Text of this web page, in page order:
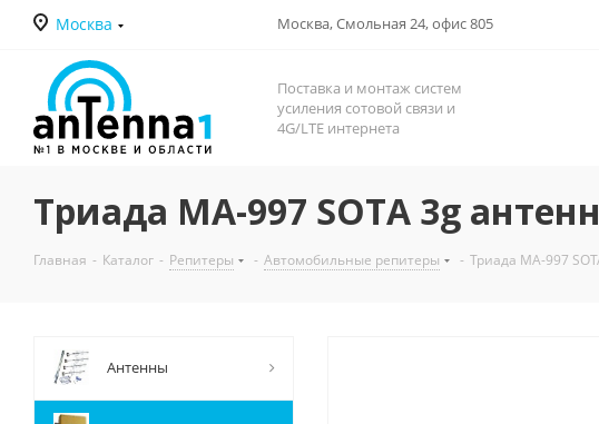
Москва Москва, Смольная 24, офис 805
Поставка и монтаж систем
усиления сотовой связи и
4G/LTE интернета
Триада MA-997 SOTA 3g
Главная - Каталог - Репитеры - Автомобильные репитеры - Триада MA-997
Антенны